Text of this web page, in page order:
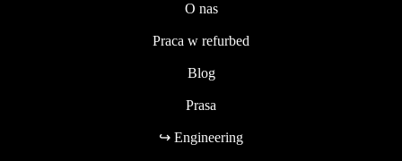
O nas
Praca w refurbed
Blog
Prasa
↪ Engineering